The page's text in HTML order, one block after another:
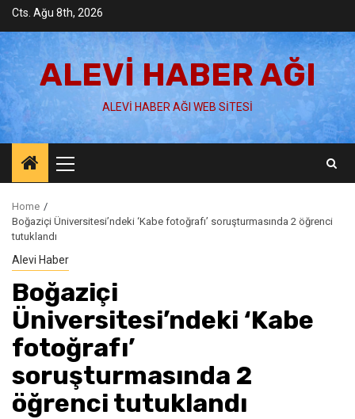
Skip
content
Cts. Ağu 8th, 2026
ALEVI HABER AĞI
ALEVI HABER AĞI WEB SITESI
Menu
Home
Boğaziçi Üniversitesi’ndeki ‘Kabe fotoğrafı’ soruşturmasında 2 öğrenci
tutuklandı
Alevi Haber
Boğaziçi
Üniversitesi’ndeki ‘Kabe
fotoğrafı’
soruşturmasında 2
öğrenci tutuklandı